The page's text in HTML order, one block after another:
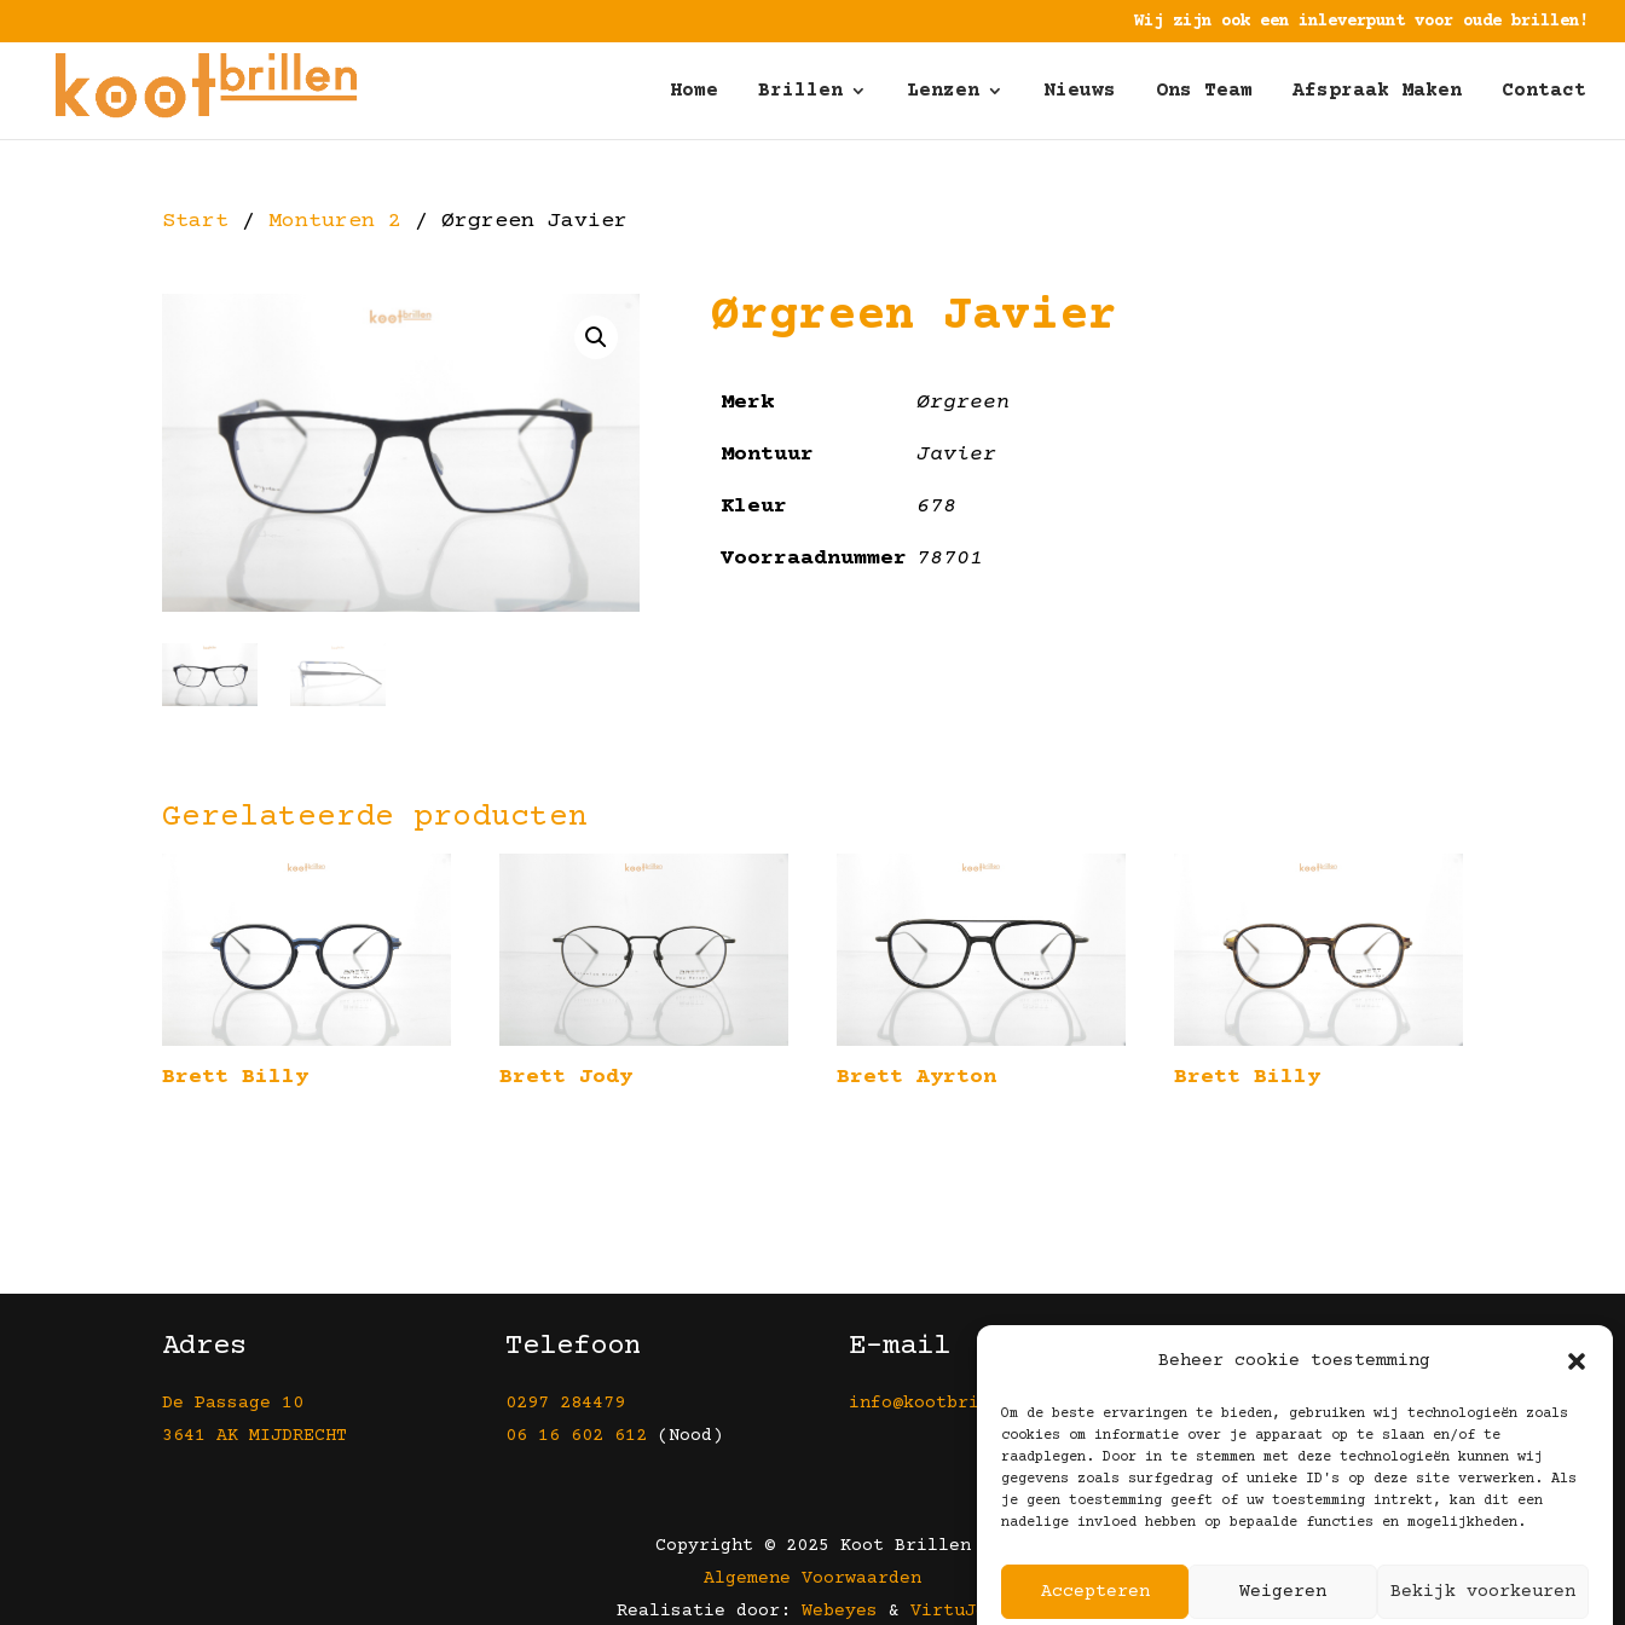
Beheer cookie toestemming
Om de beste ervaringen te bieden, gebruiken wij technologieën zoals
cookies om informatie over je apparaat op te slaan en/of te
raadplegen. Door in te stemmen met deze technologieën kunnen wij
gegevens zoals surfgedrag of unieke ID's op deze site verwerken. Als
je geen toestemming geeft of uw toestemming intrekt, kan dit een
nadelige invloed hebben op bepaalde functies en mogelijkheden.
Accepteren Weigeren Bekijk voorkeuren
Wij zijn ook een inleverpunt voor oude brillen!
Home Brillen Lenzen Nieuws Ons Team Afspraak Maken Contact
Start /Monturen 2 / Ørgreen Javier
Ørgreen Javier
Merk Ørgreen
Montuur Javier
Kleur 678
Voorraadnummer 78701
Gerelateerde producten
Brett Billy Brett Jody Brett Ayrton Brett Billy
Adres
De Passage 10
3641 AK MIJDRECHT
Telefoon
0297 284479
06 16 602 612 (Nood)
E-mail
info@kootbrillen.nl
Volg Ons!
Copyright © 2025 Koot Brillen
Algemene Voorwaarden
Realisatie door: Webeyes & VirtuJoos